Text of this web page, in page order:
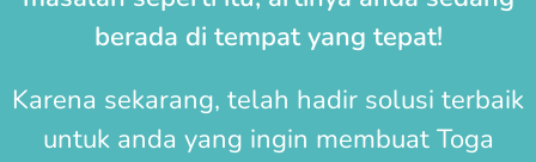
berada di tempat yang tepat!
Karena sekarang, telah hadir solusi terbaik
untuk anda yang ingin membuat Toga